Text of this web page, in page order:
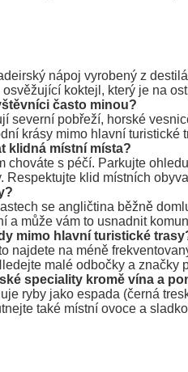
nápoj vyrobený z
koktejl, který je na
často minou?
severní pobřeží, horské
krásy mimo hlavní turistické
klidná místní místa?
chováte s péčí. Parkujte
Respektujte klid místních
se angličtina běžně
a může vám to usnadnit
mimo hlavní turistické
najdete na méně
malé odbočky a značky
speciality kromě vína a
ryby jako espada (černá
také místní ovoce a